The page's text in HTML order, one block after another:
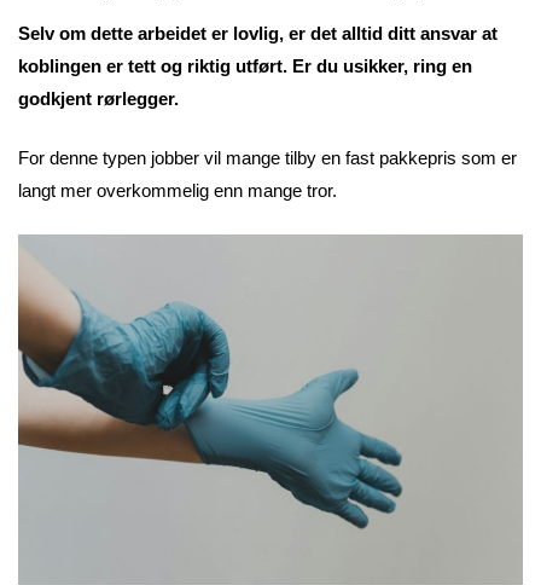
Selv om dette arbeidet er lovlig, er det alltid ditt ansvar at
koblingen er tett og riktig utført. Er du usikker, ring en
godkjent rørlegger.
For denne typen jobber vil mange tilby en fast pakkepris som er
langt mer overkommelig enn mange tror.